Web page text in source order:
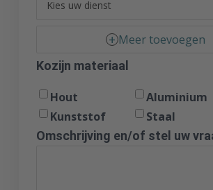
Meer toevoegen
Kozijn materiaal
Hout
Aluminium
Kunststof
Staal
Omschrijving en/of stel uw